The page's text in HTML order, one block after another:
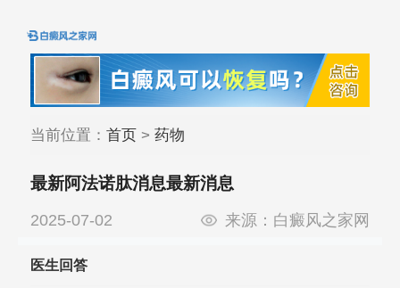
当前位置： 首页> 药物
最新阿法诺肽消息最新消息
2025-07-02 来源： 白癜风之家网
医生回答